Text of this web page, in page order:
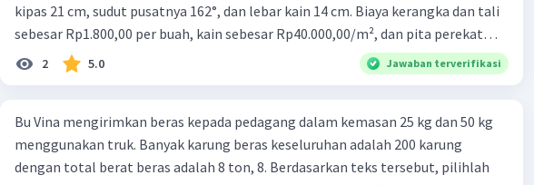
Gaya kuasa: Gaya kuasa adalah gaya yang diberikan pada sistem
pengungkit untuk mengangkat be-ban. Gaya kuasa harus
diberikan dengan kuantitas yang tepat untuk mengangkat be-
yang diperoleh dari sistem pengungkit, seperti memudahkan
usaha dengan menggandakan gaya kuasa dan mengubah arah
gaya. Keuntungan mekanis harus diperoleh dengan cara yang
kipas 21 cm, sudut pusatnya 162°, dan lebar kain 14 cm. Biaya kerangka dan tali
sebesar Rp1.800,00 per buah, kain sebesar Rp40.000,00/m², dan pita perekat
Rp350,00/m. Kipas tersebut dijual dengan harga Rp6.500,00 per buah. Tentukan
total keuntungan yang diperoleh Bu Ambar.
2 5.0 Jawaban terverifikasi
Bu Vina mengirimkan beras kepada pedagang dalam kemasan 25 kg dan 50 kg
menggunakan truk. Banyak karung beras keseluruhan adalah 200 karung
dengan total berat beras adalah 8 ton, 8. Berdasarkan teks tersebut, pilihlah